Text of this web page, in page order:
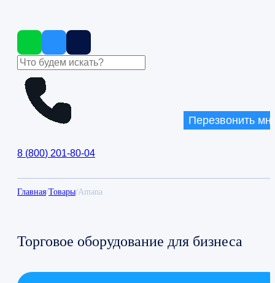
8 (800) 201-80-04
Перезвонить
Главная/Товары/Amana
Торговое оборудование для бизнеса